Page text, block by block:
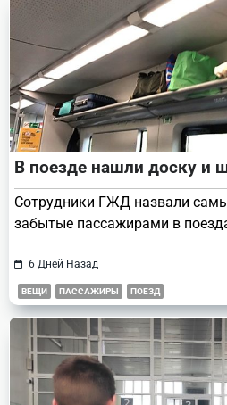
В поезде нашли доску и
Сотрудники ГЖД назвали
забытые пассажирами в
6 Дней Назад
ВЕЩИ ПАССАЖИРЫ ПОЕЗД